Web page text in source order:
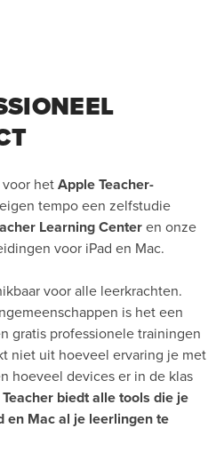
hetApple Teacher-
tempo een zelfstudie
Learning Centeren onze
voor iPad en Mac.
voor alle leerkrachten.
is het een
gratis professionele trainingen
niet uit hoeveel ervaring je met
hoeveel devices er in de klas
biedt alle tools die je
en Mac al je leerlingen te